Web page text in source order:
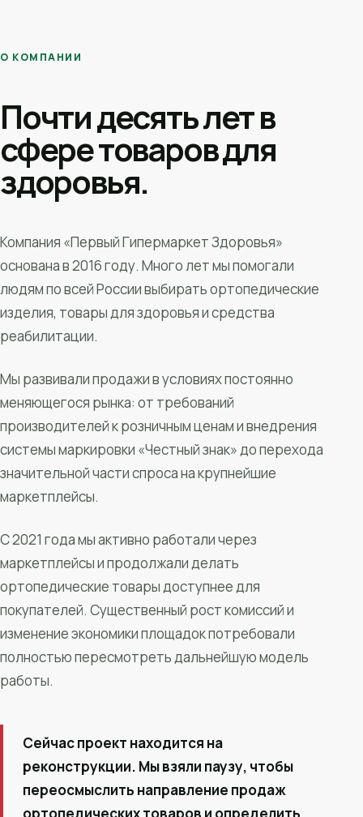
О КОМПАНИИ
Почти десять лет в
сфере товаров для
здоровья.
Компания «Первый Гипермаркет Здоровья»
основана в 2016 году. Много лет мы помогали
людям по всей России выбирать ортопедические
изделия, товары для здоровья и средства
реабилитации.
Мы развивали продажи в условиях постоянно
меняющегося рынка: от требований
производителей к розничным ценам и внедрения
системы маркировки «Честный знак» до перехода
значительной части спроса на крупнейшие
маркетплейсы.
С 2021 года мы активно работали через
маркетплейсы и продолжали делать
ортопедические товары доступнее для
покупателей. Существенный рост комиссий и
изменение экономики площадок потребовали
полностью пересмотреть дальнейшую модель
работы.
Сейчас проект находится на
реконструкции. Мы взяли паузу, чтобы
переосмыслить направление продаж